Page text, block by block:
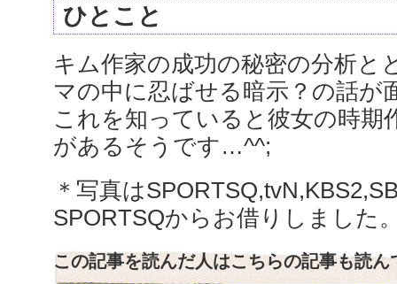
ひとこと
キム作家の成功の秘密の分析と
マの中に忍ばせる暗示？の話が
これを知っていると彼女の時期
があるそうです…^^;
＊写真は
SPORTSQからお借りしました
この記事を読んだ人はこちらの記事も読ん